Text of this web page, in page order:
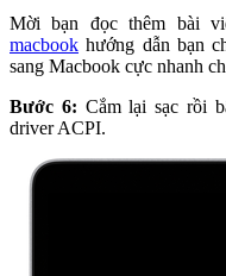
Mời bạn đọc thêm bài
macbook hướng dẫn bạn
sang Macbook cực nhanh
Bước 6: Cắm lại sạc rồi
driver ACPI.